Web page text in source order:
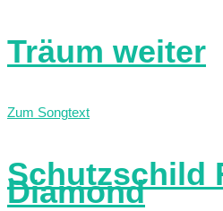
Träum weiter
Zum Songtext
Schutzschild
Diamond